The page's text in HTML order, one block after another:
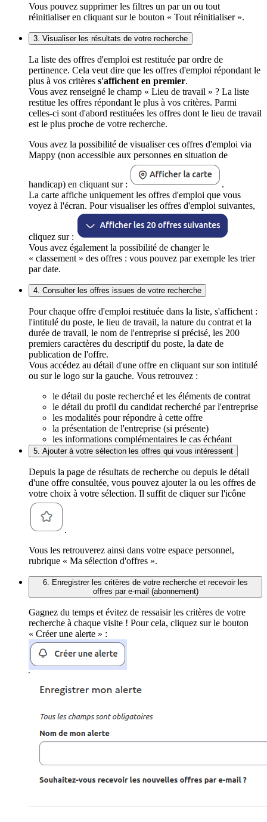
Vous pouvez supprimer les filtres un par un ou tout
réinitialiser en cliquant sur le bouton « Tout réinitialiser ».
3. Visualiser les résultats de votre recherche
La liste des offres d'emploi est restituée par ordre de
pertinence. Cela veut dire que les offres d'emploi répondant le
plus à vos critères s'affichent en premier.
Vous avez renseigné le champ « Lieu de travail » ? La liste
restitue les offres répondant le plus à vos critères. Parmi
celles-ci sont d'abord restituées les offres dont le lieu de travail
est le plus proche de votre recherche.
Vous avez la possibilité de visualiser ces offres d'emploi via
Mappy (non accessible aux personnes en situation de
handicap) en cliquant sur :
.
La carte affiche uniquement les offres d'emploi que vous
voyez à l'écran. Pour visualiser les offres d'emploi suivantes,
cliquez sur :
Vous avez également la possibilité de changer le
« classement » des offres : vous pouvez par exemple les trier
par date.
4. Consulter les offres issues de votre recherche
Pour chaque offre d'emploi restituée dans la liste, s'affichent :
l'intitulé du poste, le lieu de travail, la nature du contrat et la
durée de travail, le nom de l'entreprise si précisé, les 200
premiers caractères du descriptif du poste, la date de
publication de l'offre.
Vous accédez au détail d'une offre en cliquant sur son intitulé
ou sur le logo sur la gauche. Vous retrouvez :
le détail du poste recherché et les éléments de contrat
le détail du profil du candidat recherché par l'entreprise
les modalités pour répondre à cette offre
la présentation de l'entreprise (si présente)
les informations complémentaires le cas échéant
5. Ajouter à votre sélection les offres qui vous intéressent
Depuis la page de résultats de recherche ou depuis le détail
d'une offre consultée, vous pouvez ajouter la ou les offres de
votre choix à votre sélection. Il suffit de cliquer sur l'icône
.
Vous les retrouverez ainsi dans votre espace personnel,
rubrique « Ma sélection d'offres ».
6. Enregistrer les critères de votre recherche et recevoir les
offres par e-mail (abonnement)
Gagnez du temps et évitez de ressaisir les critères de votre
recherche à chaque visite ! Pour cela, cliquez sur le bouton
« Créer une alerte » :